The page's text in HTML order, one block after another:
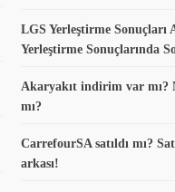
LGS Yerleştirme Sonuçları
Yerleştirme Sonuçlarında
Akaryakıt indirim var
mı?
CarrefourSA satıldı mı?
arkası!